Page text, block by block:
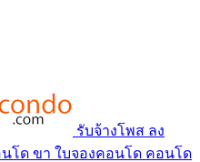
รับจ้างโพส ลง
โด ขา ใบจองคอนโด คอนโด